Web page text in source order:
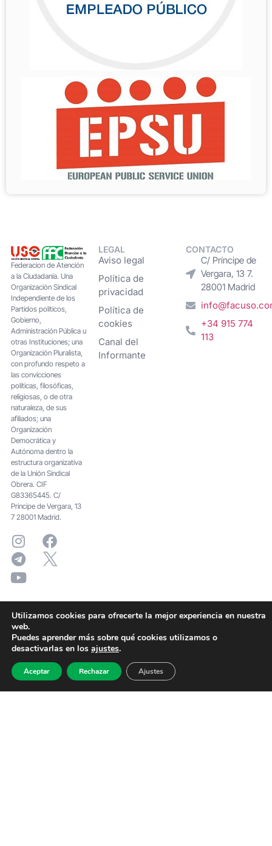
Federacion de Atención
a la Ciudadanía. Una
Organización Sindical
Independiente de los
Partidos políticos,
Gobierno,
Administración Pública u
otras Instituciones; una
Organización Pluralista,
con profundo respeto a
las convicciones
políticas, filosóficas,
religiosas, o de otra
naturaleza, de sus
afiliados; una
Organización
Democrática y
Autónoma dentro la
estructura organizativa
de la Unión Sindical
Obrera. CIF
G83365445. C/
Principe de Vergara, 13
7 28001 Madrid.
LEGAL
Aviso legal
Política de
privacidad
Política de
cookies
Canal del
Informante
CONTACTO
C/ Príncipe de
Vergara, 13 7.
28001 Madrid
+34 915 774
113
Utilizamos cookies para ofrecerte la mejor experiencia en nuestra
web.
Puedes aprender más sobre qué cookies utilizamos o
desactivarlas en los ajustes.
Aceptar Rechazar Ajustes